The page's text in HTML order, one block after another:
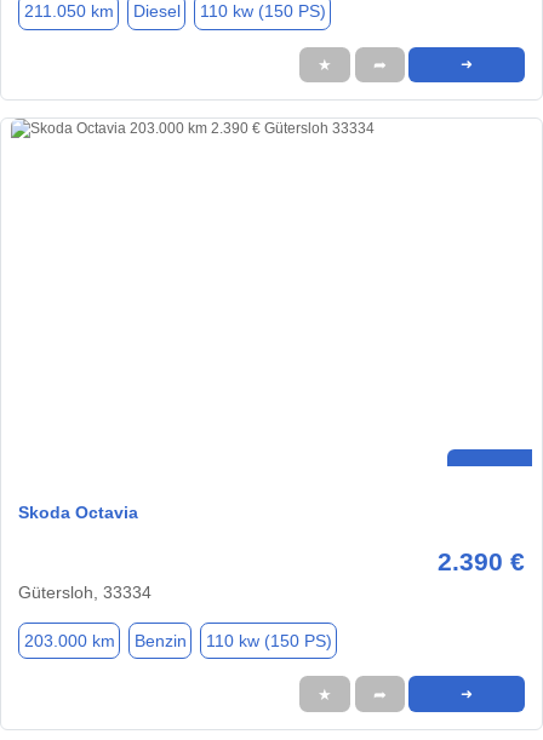
211.050 km Diesel 110 kw (150 PS)
★ ➦ ➜
Skoda Octavia
2.390 €
Gütersloh, 33334
203.000 km Benzin 110 kw (150 PS)
★ ➦ ➜